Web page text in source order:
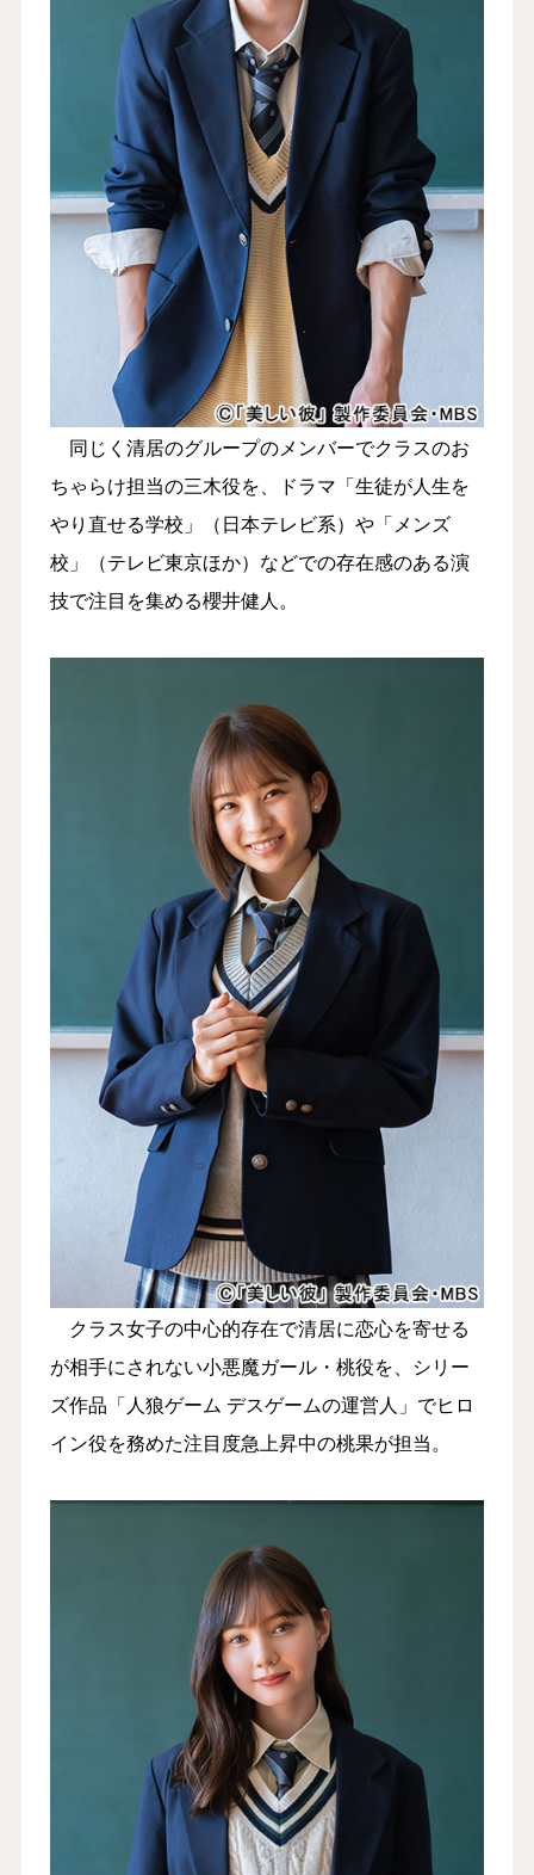
同じく清居のグループのメンバーでクラスのお
ちゃらけ担当の三木役を、ドラマ「生徒が人生を
やり直せる学校」（日本テレビ系）や「メンズ
校」（テレビ東京ほか）などでの存在感のある演
技で注目を集める櫻井健人。
クラス女子の中心的存在で清居に恋心を寄せる
が相手にされない小悪魔ガール・桃役を、シリー
ズ作品「人狼ゲーム デスゲームの運営人」でヒロ
イン役を務めた注目度急上昇中の桃果が担当。